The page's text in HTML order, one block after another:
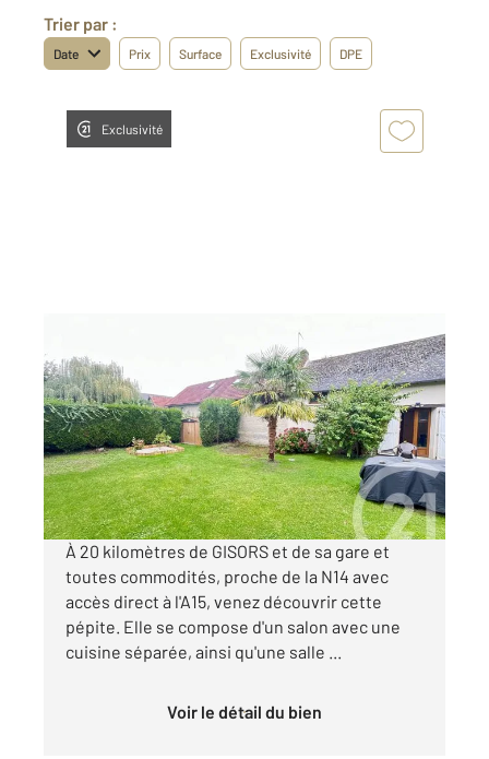
Trier par :
Date Prix Surface Exclusivité DPE
Exclusivité
59 m , 3 pièces
Ref : 677528
Maison à vendre
187 000 €
Visiter le site dédié
À 20 kilomètres de GISORS et de sa gare et
toutes commodités, proche de la N14 avec
accès direct à l'A15, venez découvrir cette
pépite. Elle se compose d'un salon avec une
cuisine séparée, ainsi qu'une salle ...
Voir le détail du bien